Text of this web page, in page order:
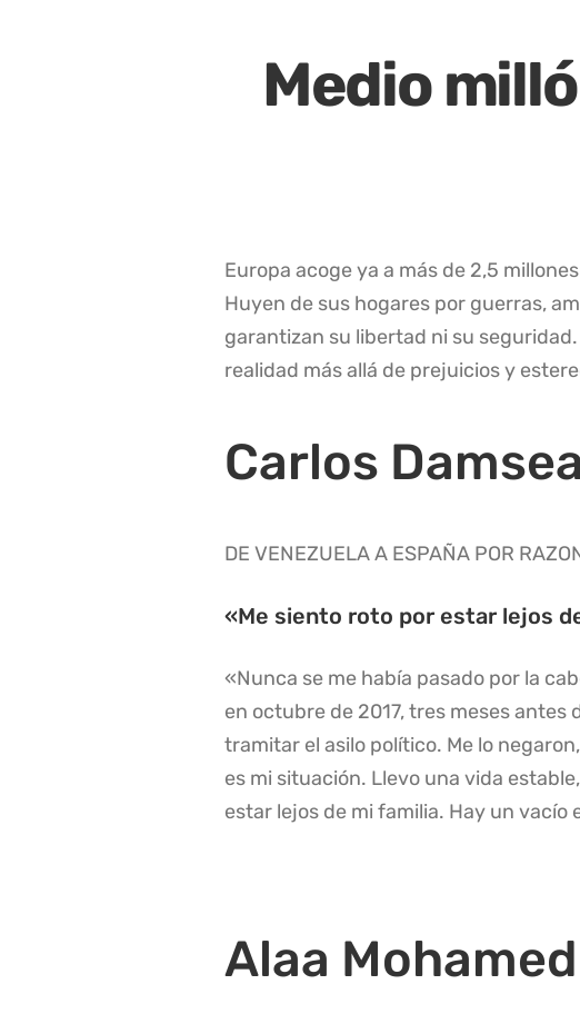
Medio
Europa acoge ya a más de 2,5
Huyen de sus hogares por guerras,
garantizan su libertad ni su
realidad más allá de prejuicios y
Carlos
DE VENEZUELA A ESPAÑA POR
«Me siento roto por estar lejos
«Nunca se me había pasado por la
en octubre de 2017, tres meses antes
tramitar el asilo político. Me lo
es mi situación. Llevo una vida
estar lejos de mi familia. Hay un vacío
Alaa